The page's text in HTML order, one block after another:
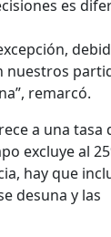
es
nuestros
remarcó.
a una tasa
excluye al
hay que
desuna y las